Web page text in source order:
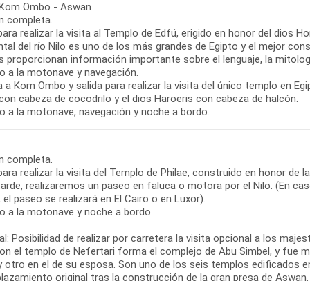
Ombo - Aswan
completa.
realizar la visita al Templo de Edfú, erigido en honor del dios
del río Nilo es uno de los más grandes de Egipto y el mejor
proporcionan información importante sobre el lenguaje, la
a la motonave y navegación.
a Kom Ombo y salida para realizar la visita del único templo en
cabeza de cocodrilo y el dios Haroeris con cabeza de halcón.
a la motonave, navegación y noche a bordo.
completa.
realizar la visita del Templo de Philae, construido en honor de
realizaremos un paseo en faluca o motora por el Nilo. (En
el paseo se realizará en El Cairo o en Luxor).
a la motonave y noche a bordo.
Posibilidad de realizar por carretera la visita opcional a los
el templo de Nefertari forma el complejo de Abu Simbel, y fue
otro en el de su esposa. Son uno de los seis templos edificados
original tras la construcción de la gran presa de Aswan.